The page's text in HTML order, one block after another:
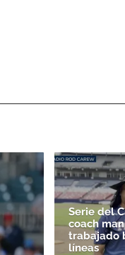
Serie del
coach
trabajado
líneas